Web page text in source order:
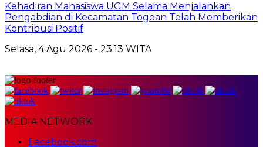
Kehadiran Mahasiswa UGM Selama Menjalankan
Pengabdian di Kecamatan Togean Telah Memberikan
Kontribusi Positif
Selasa, 4 Agu 2026 - 23:13 WITA
MEDIA NETWORK
Facebook.com